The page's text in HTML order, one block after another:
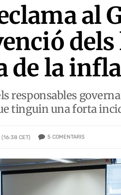
al
de la
responsables
tinguin una forta
CET) 5 COMENTARIS